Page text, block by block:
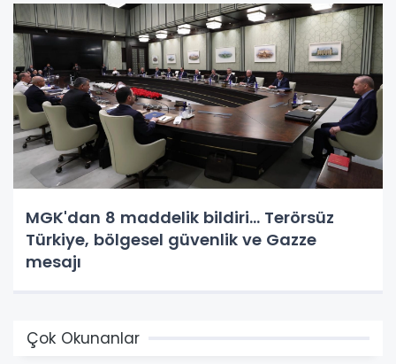
MGK'dan 8 maddelik bildiri... Terörsüz
Türkiye, bölgesel güvenlik ve Gazze
mesajı
Çok Okunanlar